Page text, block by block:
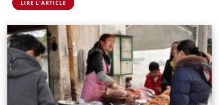
LIRE L'ARTICLE